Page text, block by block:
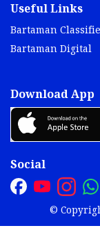
Useful Links
Bartaman
Bartaman Digital
Download App
Social
©